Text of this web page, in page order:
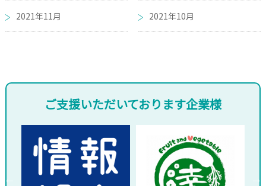
2021年11月 2021年10月
ご支援いただいております企業様